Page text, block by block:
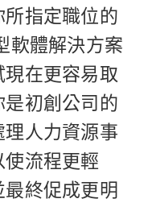
指定職位的
軟體解決方案
在更容易取
初創公司的
人力資源事
流程更輕
終促成更明